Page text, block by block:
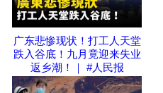
广东悲惨现状！打工人天堂
跌入谷底！九月竟迎来失业
返乡潮！｜ #人民报